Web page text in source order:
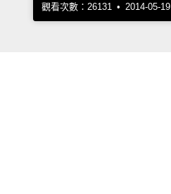
觀看次數：26131 • 2014-05-19